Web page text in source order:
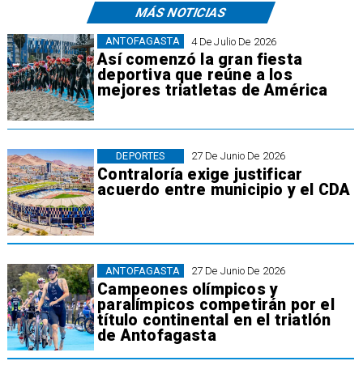
MÁS NOTICIAS
4 De Julio De 2026
Así comenzó la gran fiesta
deportiva que reúne a los
mejores triatletas de América
ANTOFAGASTA
27 De Junio De 2026
Contraloría exige justificar
acuerdo entre municipio y el CDA
DEPORTES
27 De Junio De 2026
Campeones olímpicos y
paralímpicos competirán por el
título continental en el triatlón
de Antofagasta
ANTOFAGASTA